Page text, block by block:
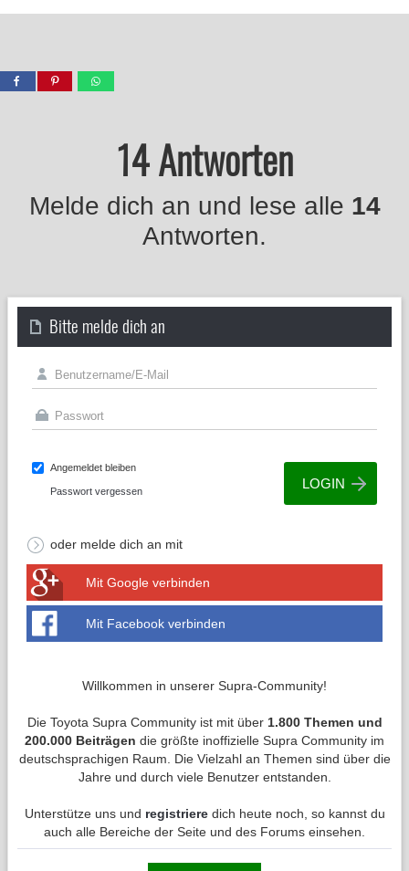
14 Antworten
Melde dich an und lese alle 14
Antworten.
Bitte melde dich an
Angemeldet bleiben
Passwort vergessen
oder melde dich an mit
Mit Google verbinden
Mit Facebook verbinden
Willkommen in unserer Supra-Community!
Die Toyota Supra Community ist mit über 1.800 Themen und
200.000 Beiträgen die größte inoffizielle Supra Community im
deutschsprachigen Raum. Die Vielzahl an Themen sind über die
Jahre und durch viele Benutzer entstanden.
Unterstütze uns und registrieredich heute noch, so kannst du
auch alle Bereiche der Seite und des Forums einsehen.